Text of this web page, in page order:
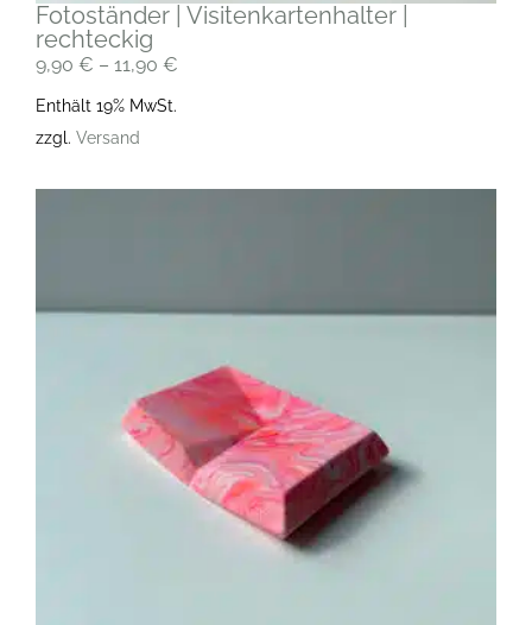
Fotoständer | Visitenkartenhalter |
rechteckig
9,90 € – 11,90 €
Enthält 19% MwSt.
zzgl. Versand